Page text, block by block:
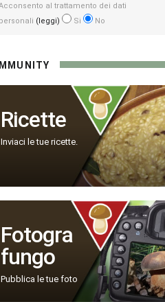
al trattamento dei dati
(leggi) Si No
Ricette
Inviaci le tue ricette.
Fotogra
fungo
Pubblica le tue foto